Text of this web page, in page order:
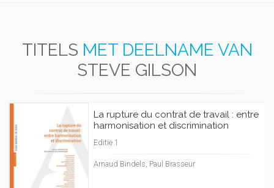
TITELS MET DEELNAME VAN
STEVE GILSON
La rupture du contrat de travail : entre
harmonisation et discrimination
Editie 1
Arnaud Bindels, Paul Brasseur